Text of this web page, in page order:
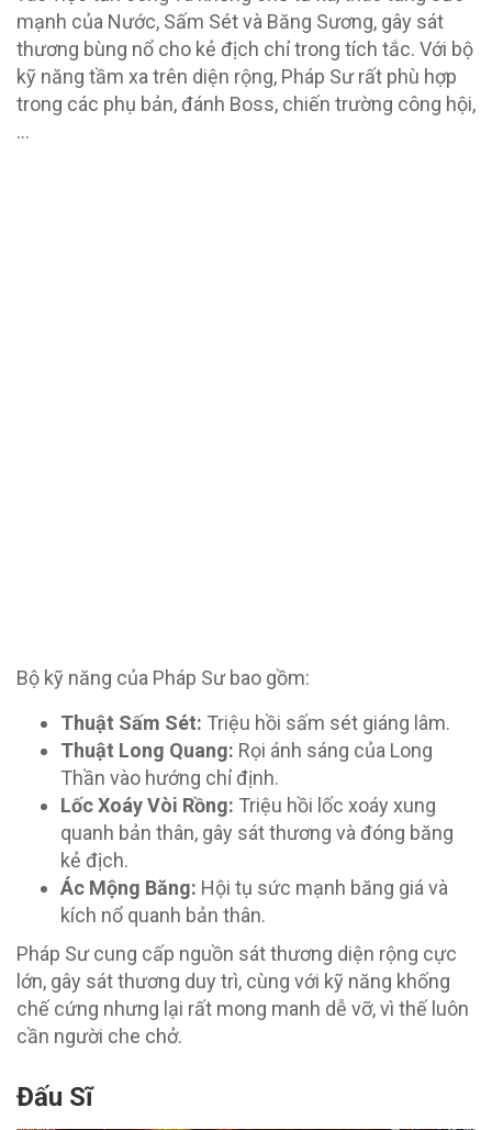
mạnh của Nước, Sấm Sét và Băng Sương, gây sát
thương bùng nổ cho kẻ địch chỉ trong tích tắc. Với bộ
kỹ năng tầm xa trên diện rộng, Pháp Sư rất phù hợp
trong các phụ bản, đánh Boss, chiến trường công hội,
…
Bộ kỹ năng của Pháp Sư bao gồm:
Thuật Sấm Sét: Triệu hồi sấm sét giáng lâm.
Thuật Long Quang: Rọi ánh sáng của Long
Thần vào hướng chỉ định.
Lốc Xoáy Vòi Rồng: Triệu hồi lốc xoáy xung
quanh bản thân, gây sát thương và đóng băng
kẻ địch.
Ác Mộng Băng: Hội tụ sức mạnh băng giá và
kích nổ quanh bản thân.
Pháp Sư cung cấp nguồn sát thương diện rộng cực
lớn, gây sát thương duy trì, cùng với kỹ năng khống
chế cứng nhưng lại rất mong manh dễ vỡ, vì thế luôn
cần người che chở.
Đấu Sĩ